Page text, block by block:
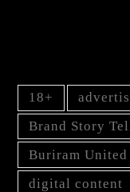
18+
Brand Story
Buriram United
digital content